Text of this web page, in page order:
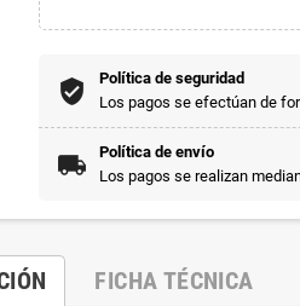
Política de seguridad
Los pagos se efectúan de
Política de envío
Los pagos se realizan
FICHA TÉCNICA